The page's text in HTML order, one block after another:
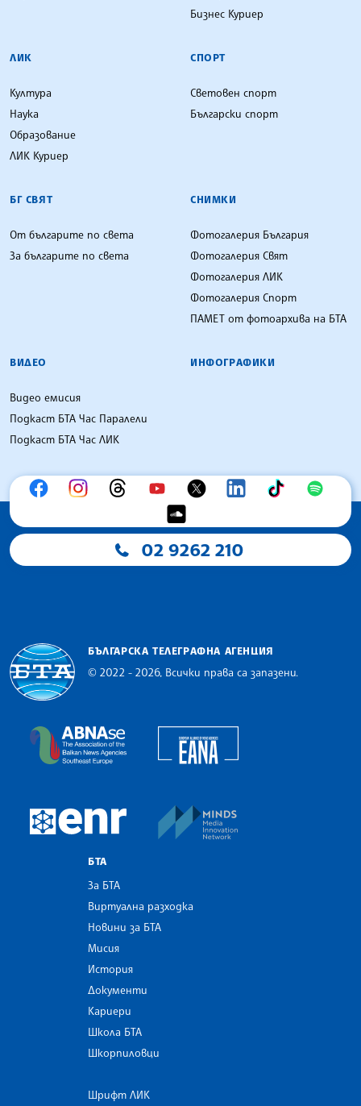
Бизнес Куриер
ЛИК
Култура
Наука
Образование
ЛИК Куриер
СПОРТ
Световен спорт
Български спорт
БГ СВЯТ
От българите по света
За българите по света
СНИМКИ
Фотогалерия България
Фотогалерия Свят
Фотогалерия ЛИК
Фотогалерия Спорт
ПАМЕТ от фотоархива на БТА
ВИДЕО
Видео емисия
Подкаст БТА Час Паралели
Подкаст БТА Час ЛИК
ИНФОГРАФИКИ
02 9262 210
БЪЛГАРСКА ТЕЛЕГРАФНА АГЕНЦИЯ
© 2022 - 2026, Всички права са запазени.
The Assocoation of the Balkan News Agencies
European Newsroom
БТА
За БТА
Виртуална разходка
Новини за БТА
Мисия
История
Документи
Кариери
Школа БТА
Шкорпиловци
Шрифт ЛИК